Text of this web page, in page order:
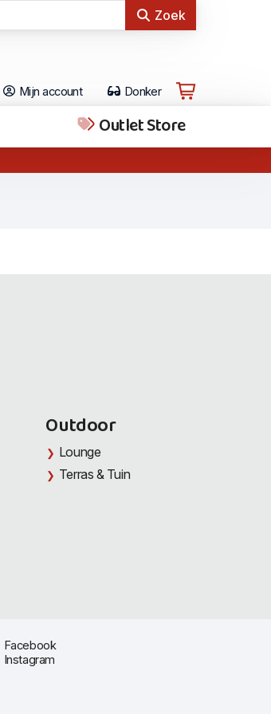
Zoek
Mijn account Donker
Outlet Store
Outdoor
Lounge
Terras & Tuin
Facebook
Instagram